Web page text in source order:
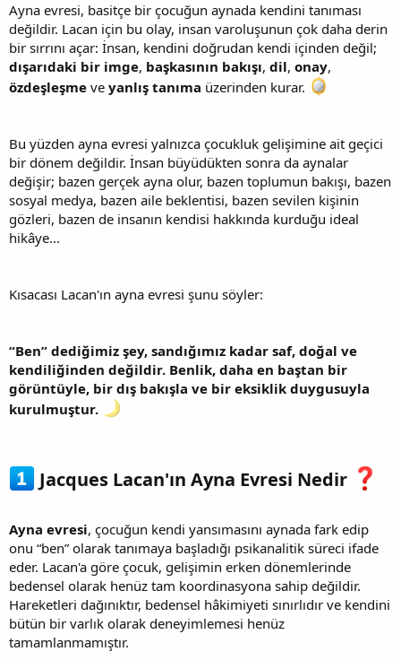
Ayna evresi, basitçe bir çocuğun aynada kendini tanıması
değildir. Lacan için bu olay, insan varoluşunun çok daha derin
bir sırrını açar: İnsan, kendini doğrudan kendi içinden değil;
dışarıdaki bir imge, başkasının bakışı, dil, onay,
özdeşleşme ve yanlış tanıma üzerinden kurar.
Bu yüzden ayna evresi yalnızca çocukluk gelişimine ait geçici
bir dönem değildir. İnsan büyüdükten sonra da aynalar
değişir; bazen gerçek ayna olur, bazen toplumun bakışı, bazen
sosyal medya, bazen aile beklentisi, bazen sevilen kişinin
gözleri, bazen de insanın kendisi hakkında kurduğu ideal
hikâye...
Kısacası Lacan'ın ayna evresi şunu söyler:
“Ben” dediğimiz şey, sandığımız kadar saf, doğal ve
kendiliğinden değildir. Benlik, daha en baştan bir
görüntüyle, bir dış bakışla ve bir eksiklik duygusuyla
kurulmuştur.
Jacques Lacan'ın Ayna Evresi Nedir
Ayna evresi, çocuğun kendi yansımasını aynada fark edip
onu “ben” olarak tanımaya başladığı psikanalitik süreci ifade
eder. Lacan'a göre çocuk, gelişimin erken dönemlerinde
bedensel olarak henüz tam koordinasyona sahip değildir.
Hareketleri dağınıktır, bedensel hâkimiyeti sınırlıdır ve kendini
bütün bir varlık olarak deneyimlemesi henüz
tamamlanmamıştır.